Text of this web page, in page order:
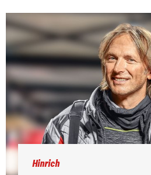
Hinrich